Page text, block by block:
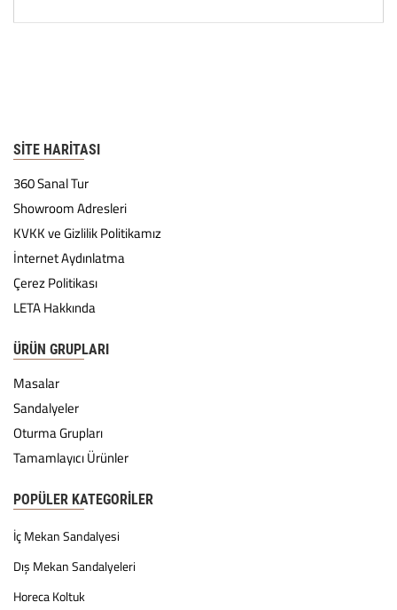
SITE HARITASI
360 Sanal Tur
Showroom Adresleri
KVKK ve Gizlilik Politikamız
İnternet Aydınlatma
Çerez Politikası
LETA Hakkında
ÜRÜN GRUPLARI
Masalar
Sandalyeler
Oturma Grupları
Tamamlayıcı Ürünler
POPÜLER KATEGORILER
İç Mekan Sandalyesi
Dış Mekan Sandalyeleri
Horeca Koltuk